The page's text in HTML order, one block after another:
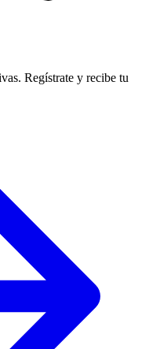
Regístrate y recibe tu